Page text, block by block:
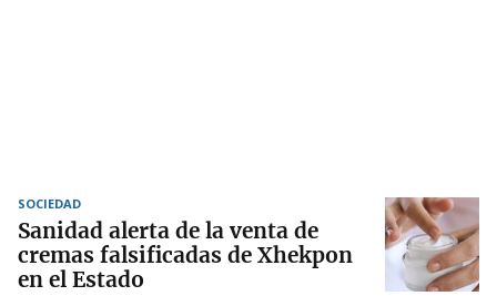
SOCIEDAD
Sanidad alerta de la venta de
cremas falsificadas de Xhekpon
en el Estado